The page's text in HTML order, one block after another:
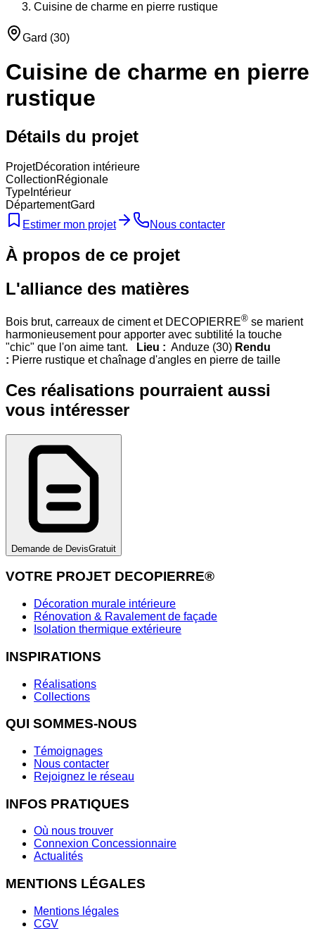
Cuisine de charme en pierre rustique
Gard (30)
Cuisine de charme en pierre
rustique
Détails du projet
ProjetDécoration intérieure
CollectionRégionale
Type Intérieur
DépartementGard
Estimer mon projet
Nous contacter
À propos de ce projet
L'alliance des matières
Bois brut, carreaux de ciment et DECOPIERRE® se marient
harmonieusement pour apporter avec subtilité la touche
"chic" que l'on aime tant.
Lieu : Anduze (30) Rendu
: Pierre rustique et chaînage d'angles en pierre de taille
Ces réalisations pourraient aussi
vous intéresser
Demande de DevisGratuit
VOTRE PROJET DECOPIERRE®
Décoration murale intérieure
Rénovation & Ravalement de façade
Isolation thermique extérieure
INSPIRATIONS
Réalisations
Collections
QUI SOMMES-NOUS
Témoignages
Nous contacter
Rejoignez le réseau
INFOS PRATIQUES
Où nous trouver
Connexion Concessionnaire
Actualités
MENTIONS LÉGALES
Mentions légales
CGV